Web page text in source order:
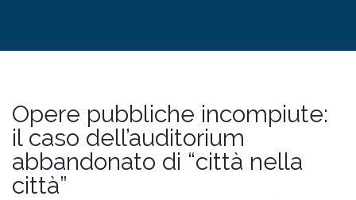
Amministrative 2024
Opere pubbliche incompiute:
il caso dell’auditorium
abbandonato di “città nella
città”